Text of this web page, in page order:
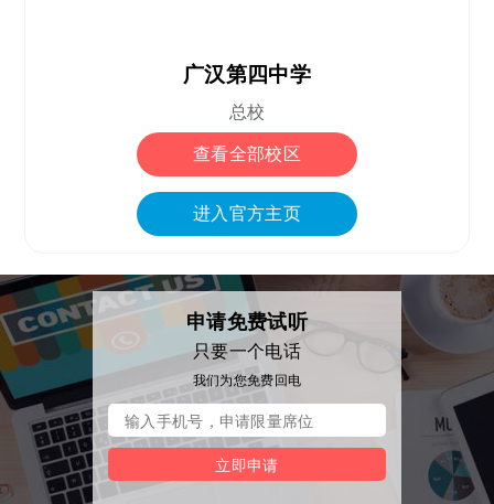
广汉第四中学
总校
查看全部校区
进入官方主页
申请免费试听
只要一个电话
我们为您免费回电
立即申请